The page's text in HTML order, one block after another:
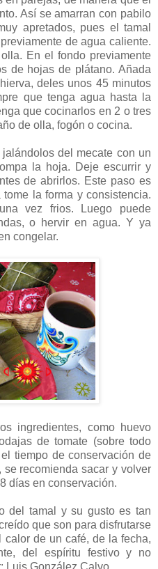
Así se amarran con pabilo
apretados, pues el tamal
de agua caliente.
En el fondo previamente
de hojas de plátano. Añada
deles unos 45 minutos
que tenga agua hasta la
que cocinarlos en 2 o tres
de olla, fogón o cocina.
del mecate con un
la hoja. Deje escurrir y
de abrirlos. Este paso es
la forma y consistencia.
vez frios. Luego puede
o hervir en agua. Y ya
congelar.
ingredientes, como huevo
de tomate (sobre todo
tiempo de conservación de
se recomienda sacar y volver
días en conservación.
del tamal y su gusto es tan
que son para disfrutarse
de un café, de la fecha,
del espíritu festivo y no
Luis González Calvo.